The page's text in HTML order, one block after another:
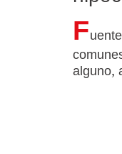
F
alguno,